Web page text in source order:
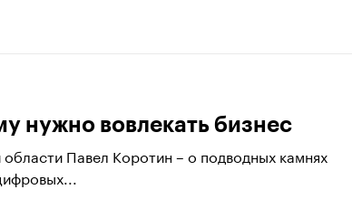
нужно вовлекать бизнес
Павел Коротин – о подводных камнях